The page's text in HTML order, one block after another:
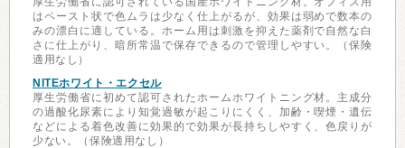
はペースト状で色ムラは少なく仕上がるが、効果は弱めで数本の
みの漂白に適している。ホーム用は刺激を抑えた薬剤で自然な白
さに仕上がり、暗所常温で保存できるので管理しやすい。（保険
適用なし）
NITEホワイト・エクセル
厚生労働省に初めて認可されたホームホワイトニング材。主成分
の過酸化尿素により知覚過敏が起こりにくく、加齢・喫煙・遺伝
などによる着色改善に効果的で効果が長持ちしやすく、色戻りが
少ない。（保険適用なし）